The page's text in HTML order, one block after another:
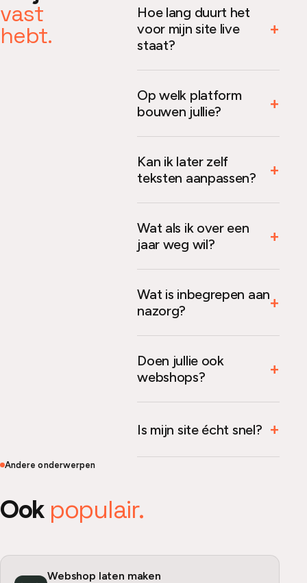
vast
hebt.
Hoe lang duurt het
voor mijn site live
staat?
Op welk platform
bouwen jullie?
Kan ik later zelf
teksten aanpassen?
Wat als ik over een
jaar weg wil?
Wat is inbegrepen aan
nazorg?
Doen jullie ook
webshops?
Is mijn site écht snel?
Andere onderwerpen
Ook populair.
Webshop laten maken